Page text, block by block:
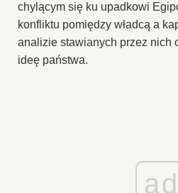
chylącym się ku upadkowi
konfliktu pomiędzy władcą a
analizie stawianych przez nich
ideę państwa.
ad